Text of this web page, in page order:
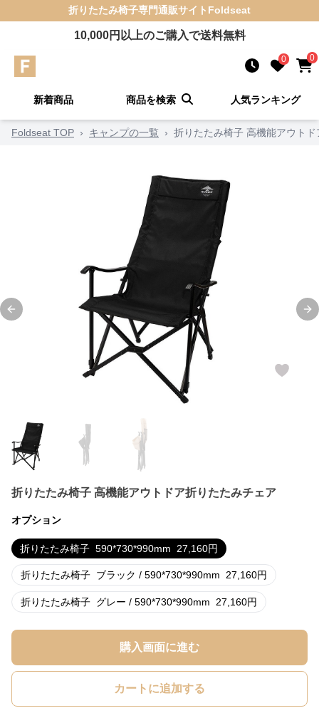
折りたたみ椅子専門通販サイト Foldseat
10,000円以上のご購入で送料無料
0 0
新着商品 商品を検索 人気ランキング
Foldseat TOP › キャンプの一覧 › 折りたたみ椅子 高機能アウト
Previous slide
折りたたみ椅子 高機能アウトドア折りたたみチェア
オプション
折りたたみ椅子 590*730*990mm 27,160円
折りたたみ椅子 ブラック / 590*730*990mm 27,160円
折りたたみ椅子 グレー / 590*730*990mm 27,160円
購入画面に進む
カートに追加する